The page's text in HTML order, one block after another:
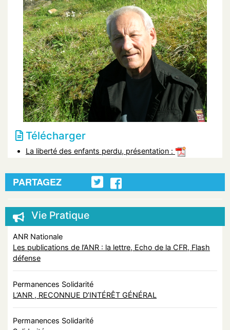
Télécharger
La liberté des enfants perdu, présentation :
PARTAGEZ
Vie Pratique
ANR Nationale
Les publications de l’ANR : la lettre, Echo de la CFR, Flash
défense
Permanences Solidarité
L’ANR , RECONNUE D’INTÉRÊT GÉNÉRAL
Permanences Solidarité